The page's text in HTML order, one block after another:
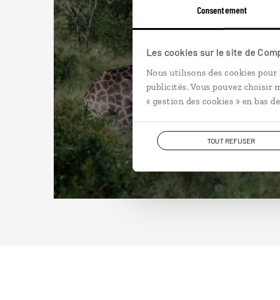
Consentement
Les cookies sur le site de
Nous utilisons des cookies
publicités. Vous pouvez choisir
« gestion des cookies » en bas
TOUT REFUSER